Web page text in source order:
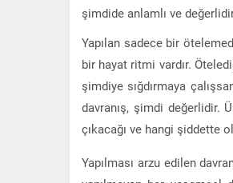
şimdide anlamlı ve
Yapılan sadece bir
bir hayat ritmi vardır.
şimdiye sığdırmaya
davranış, şimdi değerlidir.
çıkacağı ve hangi şiddette
Yapılması arzu edilen